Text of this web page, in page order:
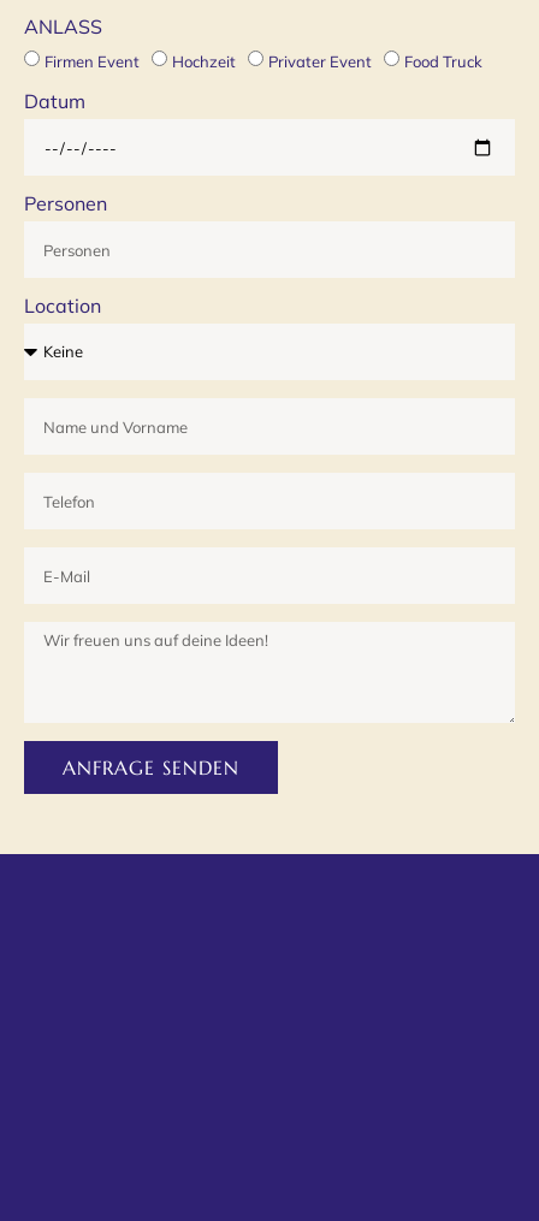
ANLASS
Firmen Event Hochzeit Privater Event Food Truck
Datum
Personen
Location
ANFRAGE SENDEN